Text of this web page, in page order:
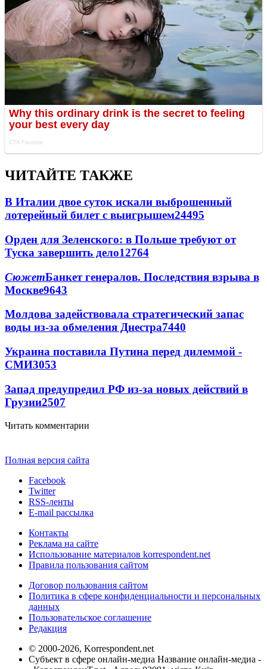
ЧИТАЙТЕ ТАКЖЕ
В Италии двое суток искали выброшенный
лотерейный билет с выигрышем24495
Орден для Зеленского: в Польше требуют от
Туска завершить дело12764
СюжетБанкет генералов. Последствия взрыва в
Москве9643
Молдова задействовала стратегический запас
воды из-за обмеления Днестра7440
Украина поставила Путина перед дилеммой -
СМИ3053
Запад предупредил РФ из-за новых действий в
Грузии2507
Читать комментарии
Полная версия сайта
Facebook
Twitter
RSS-ленты
E-mail рассылка
Контакты
Реклама на сайте
Использование материалов korrespondent.net
Правила пользования сайтом
Договор пользования сайтом
Политика в сфере конфиденциальности и персональных
данных
Пользовательское соглашение
Редакция
© 2000-2026, Korrespondent.net
Субъект в сфере онлайн-медиа Название онлайн-медиа -